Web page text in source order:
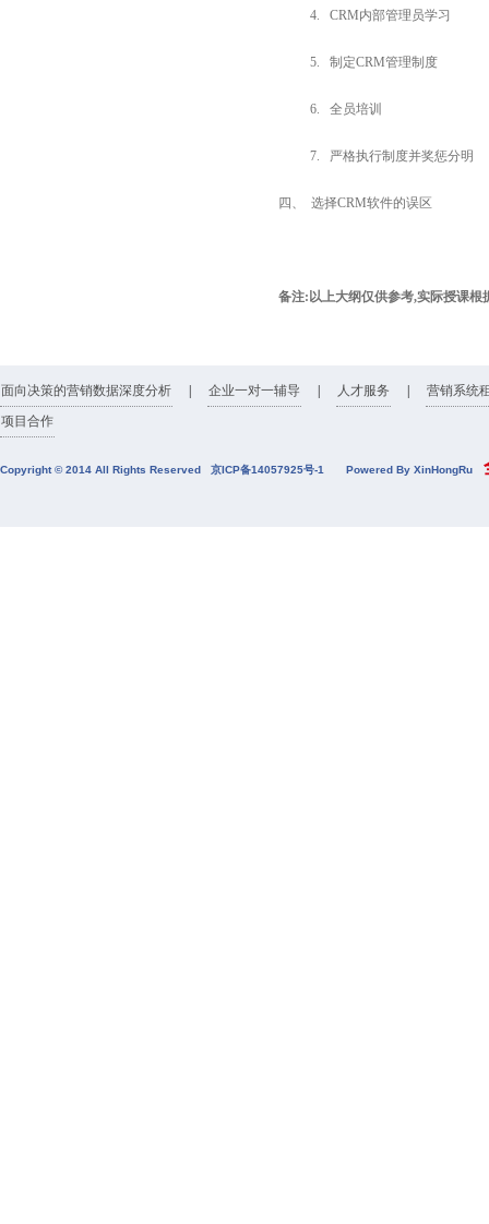
4. CRM内部管理员学习
5. 制定CRM管理制度
6. 全员培训
7. 严格执行制度并奖惩分明
四、 选择CRM软件的误区
备注: 以上大纲仅供参考,实际授课根
面向决策的营销数据深度分析 企业一对一辅导 人才服务
营销系统
项目合作
Copyright © 2014 All Rights Reserved 京ICP备14057925号-1 Powered By XinHongRu